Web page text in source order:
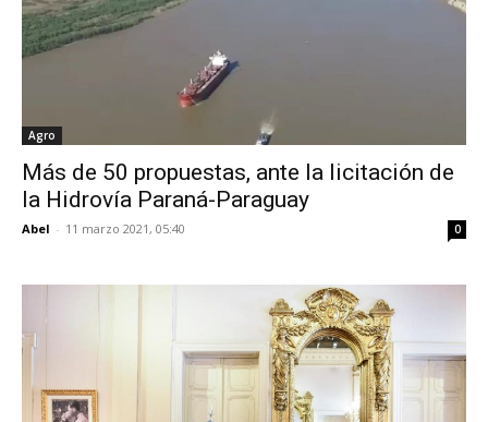
Agro
Más de 50 propuestas, ante la licitación de
la Hidrovía Paraná-Paraguay
Abel - 11 marzo 2021, 05:40 0